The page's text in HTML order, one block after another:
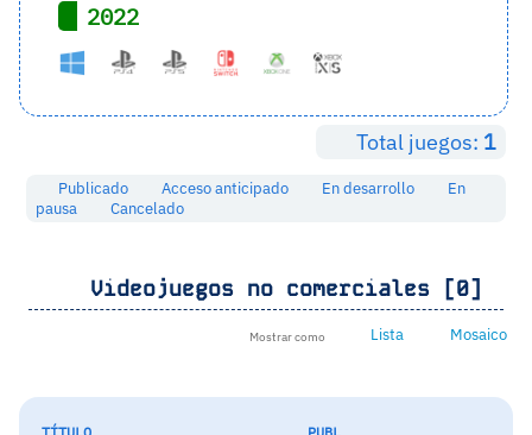
2022
Total juegos: 1
Publicado Acceso anticipado En desarrollo
En
pausa
Cancelado
Videojuegos no comerciales [0]
Mostrar como Lista Mosaico
TÍTULO PUBL